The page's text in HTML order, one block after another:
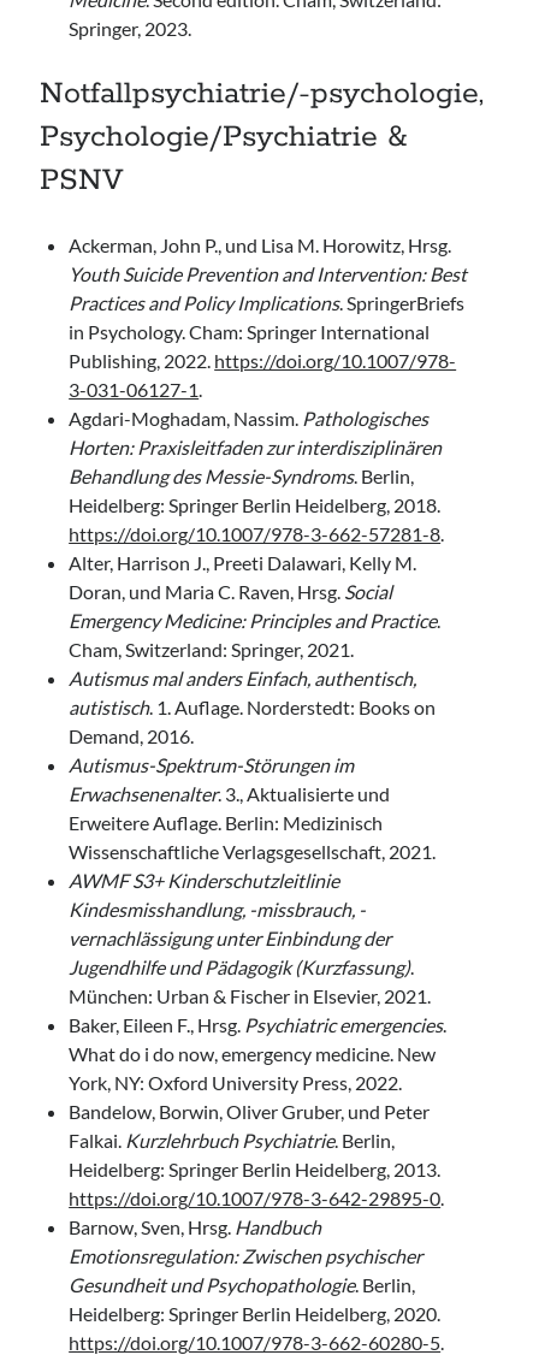
Springer, 2023.
Notfallpsychiatrie/-psychologie,
Psychologie/Psychiatrie &
PSNV
Ackerman, John P., und Lisa M. Horowitz, Hrsg.
Youth Suicide Prevention and Intervention: Best
Practices and Policy Implications. SpringerBriefs
in Psychology. Cham: Springer International
Publishing, 2022. https://doi.org/10.1007/978-
3-031-06127-1.
Agdari-Moghadam, Nassim. Pathologisches
Horten: Praxisleitfaden zur interdisziplinären
Behandlung des Messie-Syndroms. Berlin,
Heidelberg: Springer Berlin Heidelberg, 2018.
https://doi.org/10.1007/978-3-662-57281-8.
Alter, Harrison J., Preeti Dalawari, Kelly M.
Doran, und Maria C. Raven, Hrsg. Social
Emergency Medicine: Principles and Practice.
Cham, Switzerland: Springer, 2021.
Autismus mal anders Einfach, authentisch,
autistisch. 1. Auflage. Norderstedt: Books on
Demand, 2016.
Autismus-Spektrum-Störungen im
Erwachsenenalter. 3., Aktualisierte und
Erweitere Auflage. Berlin: Medizinisch
Wissenschaftliche Verlagsgesellschaft, 2021.
AWMF S3+ Kinderschutzleitlinie
Kindesmisshandlung, -missbrauch, -
vernachlässigung unter Einbindung der
Jugendhilfe und Pädagogik (Kurzfassung).
München: Urban & Fischer in Elsevier, 2021.
Baker, Eileen F., Hrsg. Psychiatric emergencies.
What do i do now, emergency medicine. New
York, NY: Oxford University Press, 2022.
Bandelow, Borwin, Oliver Gruber, und Peter
Falkai. Kurzlehrbuch Psychiatrie. Berlin,
Heidelberg: Springer Berlin Heidelberg, 2013.
https://doi.org/10.1007/978-3-642-29895-0.
Barnow, Sven, Hrsg. Handbuch
Emotionsregulation: Zwischen psychischer
Gesundheit und Psychopathologie. Berlin,
Heidelberg: Springer Berlin Heidelberg, 2020.
https://doi.org/10.1007/978-3-662-60280-5.